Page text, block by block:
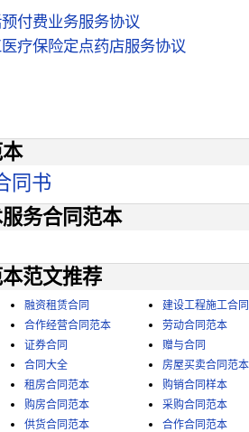
付费业务服务协议
疗保险定点药店服务协议
同书
务合同范本
范文推荐
融资租赁合同
建设工程施工合同
合作经营合同范本
劳动合同范本
证券合同
赠与合同
合同大全
房屋买卖合同范本
租房合同范本
购销合同样本
购房合同范本
采购合同范本
供货合同范本
合作合同范本